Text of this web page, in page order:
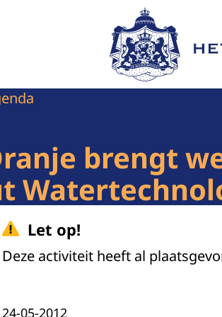
Naar de homepage
brengt
Let op!
Deze activiteit heeft al
24-05-2012